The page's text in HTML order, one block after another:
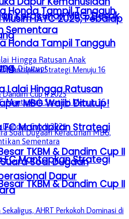
Honda Tampil Tangguh
Mantapkan Strategi
TKBM & Dandim Cup II
IATC 2025, Pebalap
Honda Tampil Tangguh
Mantapkan Strategi
TKBM & Dandim Cup II
Keracunan MBG, Desak
Sementara
Lalai Hingga Ratusan
MBG Wajib Ditutup!
Soal Dugaan
Dapur